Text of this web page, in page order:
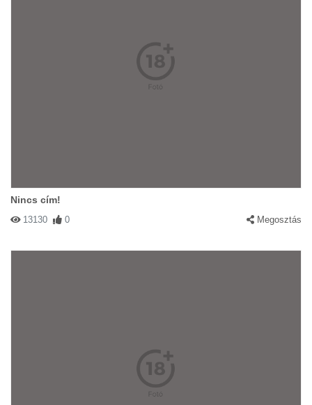
Nincs cím!
13130 0 Megosztás